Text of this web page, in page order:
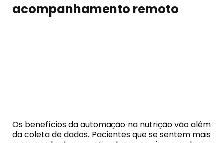
acompanhamento remoto
Os benefícios da automação na nutrição vão além
da coleta de dados. Pacientes que se sentem mais